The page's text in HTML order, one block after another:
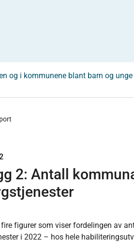
og i kommunene blant barn og
2: Antall
figurer som viser fordelingen av
i 2022 – hos hele